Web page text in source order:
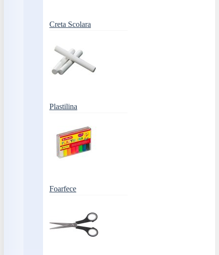
Creta Scolara
Plastilina
Foarfece